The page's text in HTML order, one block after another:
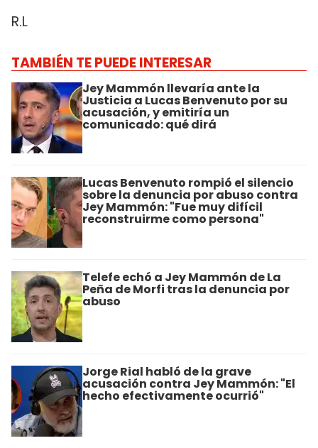
R.L
TAMBIÉN TE PUEDE INTERESAR
Jey Mammón llevaría ante la
Justicia a Lucas Benvenuto por su
acusación, y emitiría un
comunicado: qué dirá
Lucas Benvenuto rompió el silencio
sobre la denuncia por abuso contra
Jey Mammón: "Fue muy difícil
reconstruirme como persona"
Telefe echó a Jey Mammón de La
Peña de Morfi tras la denuncia por
abuso
Jorge Rial habló de la grave
acusación contra Jey Mammón: "El
hecho efectivamente ocurrió"